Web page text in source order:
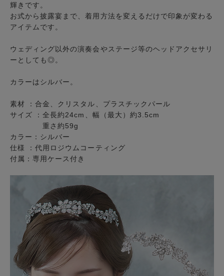
輝きです。
お式から披露宴まで、着用方法を変えるだけで印象が変わる
アイテムです。
ウェディング以外の演奏会やステージ等のヘッドアクセサリ
ーとしても◎。
カラーはシルバー。
素材 ：合金、クリスタル、プラスチックパール
サイズ ：全長約24cm、幅（最大）約3.5cm
重さ約59g
カラー：シルバー
仕様 ：代用ロジウムコーティング
付属：専用ケース付き